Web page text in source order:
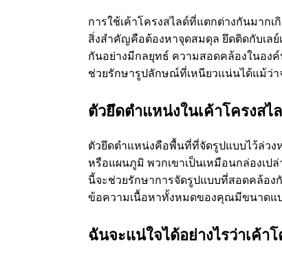
การใช้เค้าโครงสไลด์ที่แตกต่างกันมาก
สิ่งสําคัญคือต้องหาจุดสมดุล ยึดติดกับเล
กันอย่างมีกลยุทธ์ ความสอดคล้องในอง
ช่วยรักษารูปลักษณ์ที่เหนียวแน่นได้แม้ว่า
ตัวยึดตําแหน่งในเค้าโครงสไ
ตัวยึดตําแหน่งคือพื้นที่ที่จัดรูปแบบไว้ล่วง
หรือแผนภูมิ พวกเขาเป็นเหมือนกล่องเป
นี้จะช่วยรักษาการจัดรูปแบบที่สอดคล้อง
ข้อความเนื้อหาทั้งหมดของคุณมีขนาดแ
ฉันจะแน่ใจได้อย่างไรว่าเค้